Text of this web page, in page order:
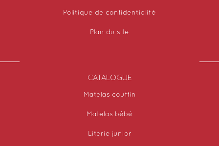
Politique de confidentialité
Plan du site
CATALOGUE
Matelas couffin
Matelas bébé
Literie junior